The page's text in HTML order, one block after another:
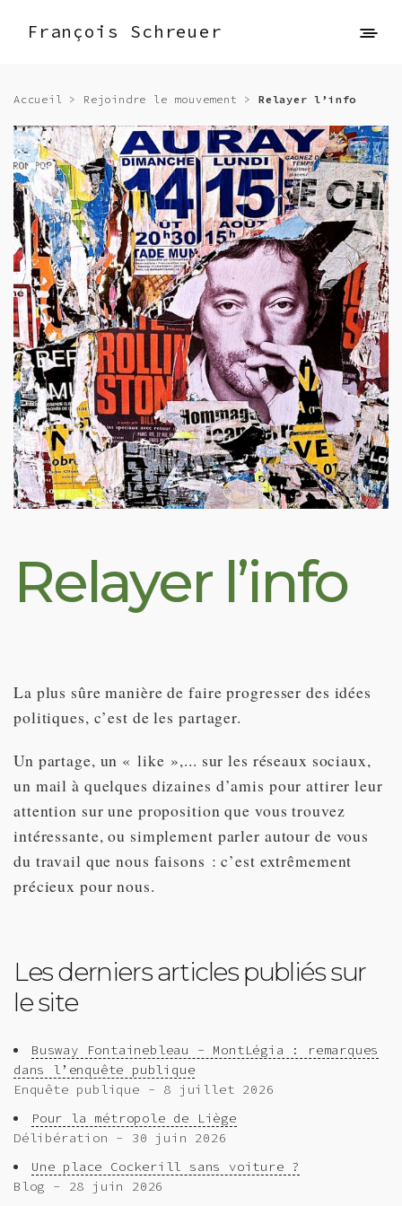
François Schreuer
Accueil > Rejoindre le mouvement >Relayer l’info
Relayer l’info
La plus sûre manière de faire progresser des idées
politiques, c’est de les partager.
Un partage, un « like »,... sur les réseaux sociaux,
un mail à quelques dizaines d’amis pour attirer leur
attention sur une proposition que vous trouvez
intéressante, ou simplement parler autour de vous
du travail que nous faisons : c’est extrêmement
précieux pour nous.
Les derniers articles publiés sur
le site
Busway Fontainebleau - MontLégia : remarques
dans l’enquête publique
Enquête publique - 8 juillet 2026
Pour la métropole de Liège
Délibération - 30 juin 2026
Une place Cockerill sans voiture ?
Blog - 28 juin 2026